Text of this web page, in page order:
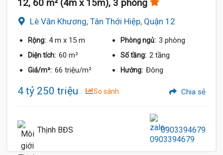
12, 60 m² (4m x 15m), 3 phòng
Lê Văn Khương, Tân Thới Hiệp, Quận 12
Rộng: 4 m x 15 m Phòng ngủ: 3 phòng
Diện tích: 60 m² Số tầng: 2 tầng
Giá/m²: 66 triệu/m² Hướng: Đông
4 tỷ 250 triệu So sánh Chia sẻ
Thịnh BĐS 0903394679